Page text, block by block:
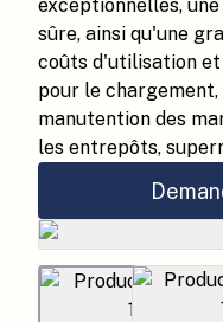
exceptionnelles,
sûre, ainsi qu'une
coûts d'utilisation
pour le
manutention des
les entrepôts,